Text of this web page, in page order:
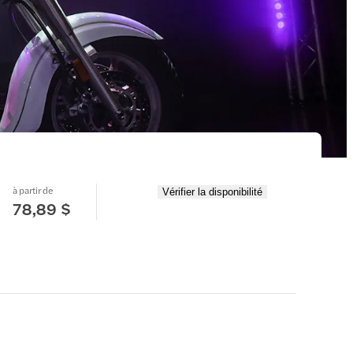
à partir de
78,89 $
Vérifier la disponibilité